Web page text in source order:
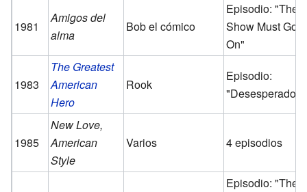
1981
Amigos del
alma
Bob el cómico
Episodio: "The
Show Must Go
On"
1983
The Greatest
American
Hero
Rook
Episodio:
"Desesperado"
1985
New Love,
American
Style
Varios 4 episodios
Episodio: "The